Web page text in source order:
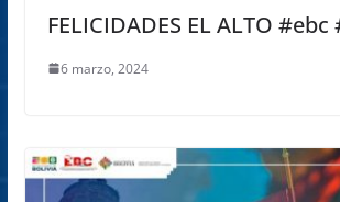
FELICIDADES EL ALTO
6 marzo, 2024